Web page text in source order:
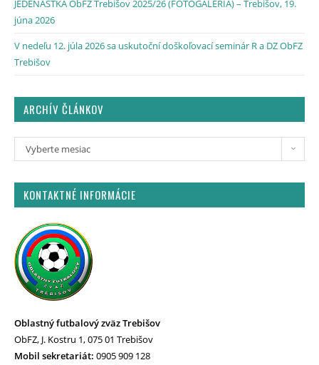
JEDENÁSTKA ObFZ Trebišov 2025/26 (FOTOGALÉRIA) – Trebišov, 19.
júna 2026
V nedeľu 12. júla 2026 sa uskutoční doškoľovací seminár R a DZ ObFZ
Trebišov
ARCHÍV ČLÁNKOV
Vyberte mesiac
KONTAKTNÉ INFORMÁCIE
Oblastný futbalový zväz Trebišov
ObFZ, J. Kostru 1, 075 01 Trebišov
Mobil sekretariát: 0905 909 128